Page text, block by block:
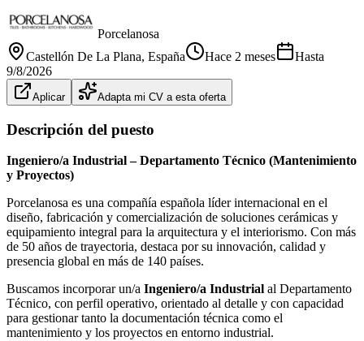
Porcelanosa
Castellón De La Plana, España Hace 2 meses
Hasta
9/8/2026
Aplicar Adapta mi CV a esta oferta
Descripción del puesto
Ingeniero/a Industrial – Departamento Técnico (Mantenimiento
y Proyectos)
Porcelanosa es una compañía española líder internacional en el
diseño, fabricación y comercialización de soluciones cerámicas y
equipamiento integral para la arquitectura y el interiorismo. Con más
de 50 años de trayectoria, destaca por su innovación, calidad y
presencia global en más de 140 países.
Buscamos incorporar un/a Ingeniero/a Industrial al Departamento
Técnico, con perfil operativo, orientado al detalle y con capacidad
para gestionar tanto la documentación técnica como el
mantenimiento y los proyectos en entorno industrial.